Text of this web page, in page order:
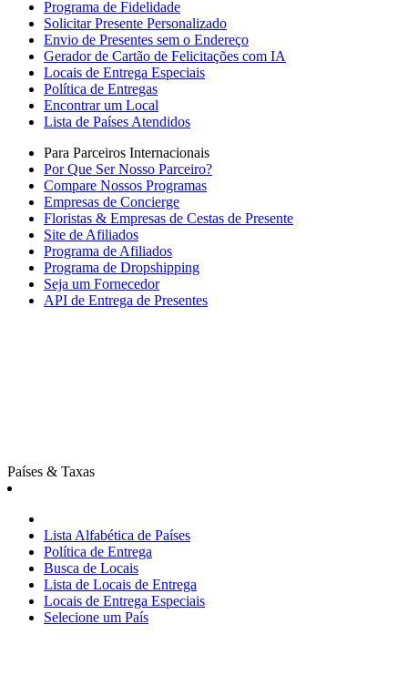
Programa de Fidelidade
Solicitar Presente Personalizado
Envio de Presentes sem o Endereço
Gerador de Cartão de Felicitações com IA
Locais de Entrega Especiais
Política de Entregas
Encontrar um Local
Lista de Países Atendidos
Para Parceiros Internacionais
Por Que Ser Nosso Parceiro?
Compare Nossos Programas
Empresas de Concierge
Floristas & Empresas de Cestas de Presente
Site de Afiliados
Programa de Afiliados
Programa de Dropshipping
Seja um Fornecedor
API de Entrega de Presentes
Países & Taxas
Lista Alfabética de Países
Política de Entrega
Busca de Locais
Lista de Locais de Entrega
Locais de Entrega Especiais
Selecione um País